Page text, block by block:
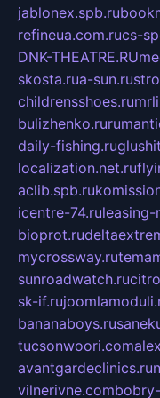
jablonex.spb.ru
refineua.com.rucs-
DNK-THEATRE.RU
skosta.rua-sun.ru
childrensshoes.ru
bulizhenko.ru
daily-fishing.ru
localization.net.ru
aclib.spb.ru
icentre-74.ruleasing-
bioprot.ru
mycrossway.ru
sunroadwatch.ru
sk-if.ru
bananaboys.ru
tucsonwoori.com
avantgardeclinics.ru
vilnerivne.com